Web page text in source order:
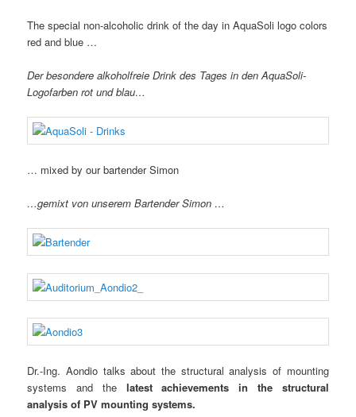
The special non-alcoholic drink of the day in AquaSoli logo colors
red and blue …
Der besondere alkoholfreie Drink des Tages in den AquaSoli-
Logofarben rot und blau…
… mixed by our bartender Simon
…gemixt von unserem Bartender Simon …
Dr.-Ing. Aondio talks about the structural analysis of mounting
systems and the latest achievements in the structural
analysis of PV mounting systems.